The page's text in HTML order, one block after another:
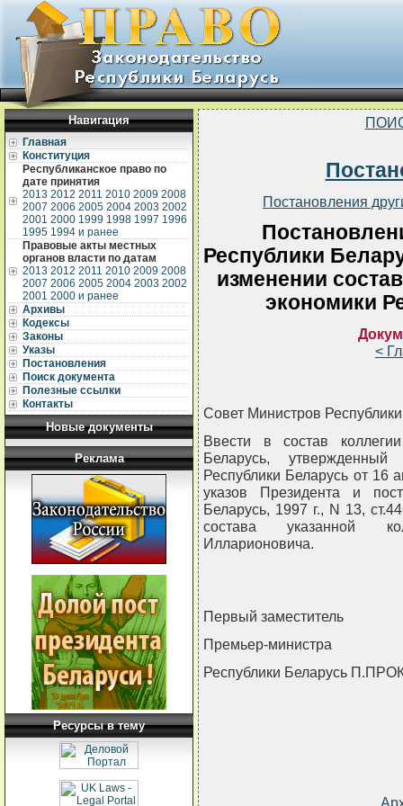
Навигация
Главная
Конституция
Республиканское право по
дате принятия
2013 2012 2011 2010 2009 2008
2007 2006 2005 2004 2003 2002
2001 2000 1999 1998 1997 1996
1995 1994 и ранее
Правовые акты местных
органов власти по датам
2013 2012 2011 2010 2009 2008
2007 2006 2005 2004 2003 2002
2001 2000 и ранее
Архивы
Кодексы
Законы
Указы
Постановления
Поиск документа
Полезные ссылки
Контакты
Новые документы
Реклама
Ресурсы в тему
Постановления
Республики
изменении
экономики
<
Совет Министров
Ввести в состав
Беларусь,
Республики Беларусь от 16
указов Президента и
Беларусь, 1997 г., N 13,
состава указанной
Илларионовича.
Первый заместитель
Премьер-министра
Республики Беларусь